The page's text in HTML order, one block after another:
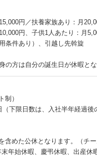
円／扶養家族あり：月
円、子供1人あたり：月
条件あり）、引越し先斡旋
の方は自分の誕生日が休暇とな
制）
下限日数は、入社半年経過後
含めた公休となります。（チ
年始休暇、慶弔休暇、出産